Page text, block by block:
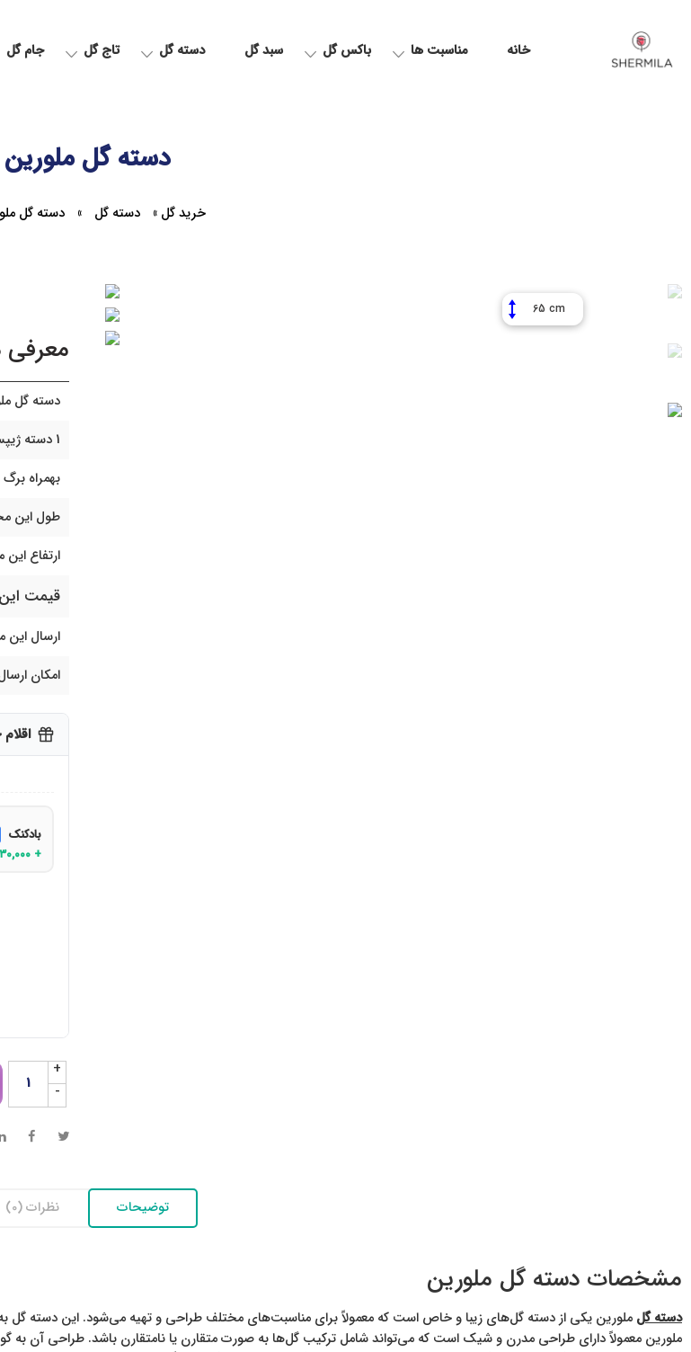
خانه مناسبت ها باکس گل سبد گل دسته گل تاج گل جام گل
دسته گل ملورین
خرید گل » دسته گل » دسته گل
65 cm
معرفی
دسته گل
1 دسته ژیپسوفیلیا بنفش
بهمراه
طول این محصول
ارتفاع این محصول
قیمت
ارسال این
امکان
بادکنک
+ ۳۰,۰۰۰
+
-
توضیحات نظرات (0)
مشخصات دسته گل ملورین
دسته گل ملورین یکی از دسته گل‌های زیبا و خاص است که معمولاً برای مناسبت‌های مختلف طراحی و تهیه می‌شود. این دسته گل به
ملورین معمولاً دارای طراحی مدرن و شیک است که می‌تواند شامل ترکیب گل‌ها به صورت متقارن یا نامتقارن باشد. طراحی آن به